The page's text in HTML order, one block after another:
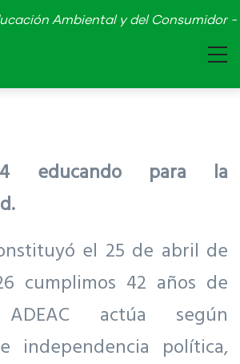
Ambiental y del Consumidor
educando para la
el 25 de abril de
cumplimos 42 años de
ADEAC actúa según
independencia política,